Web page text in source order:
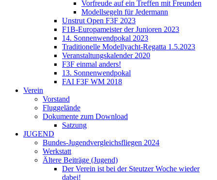
Vorfreude auf ein Treffen mit Freunden
Modellsegeln für Jedermann
Unstrut Open F3F 2023
F1B-Europameister der Junioren 2023
14. Sonnenwendpokal 2023
Traditionelle Modellyacht-Regatta 1.5.2023
Veranstaltungskalender 2020
F3F einmal anders!
13. Sonnenwendpokal
FAI F3F WM 2018
Verein
Vorstand
Fluggelände
Dokumente zum Download
Satzung
JUGEND
Bundes-Jugendvergleichsfliegen 2024
Werkstatt
Ältere Beiträge (Jugend)
Der Verein ist bei der Steutzer Woche wieder
dabei!